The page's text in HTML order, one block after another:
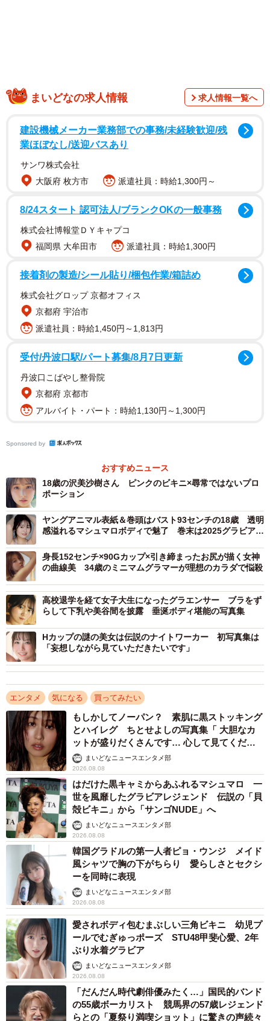
【沢美沙樹さんプロフィール】
T158・B92W60H90 高校3年生で初めてエントリーした
「ミスマガジン2024」でベスト16に選出。グラビア界のニ
ューヒロインとして活躍中。最新情報は、公式
X（@misaki_sawa_）、公式
まいどなの求人情報 求人情報一覧へ
建設機械メーカー業務部での事務/未経験歓迎/残
業ほぼなし/送迎バスあり
サンワ株式会社
大阪府 枚方市
派遣社員：時給1,300円～
8/24スタート 認可法人/ブランクOKの一般事務
株式会社博報堂ＤＹキャプコ
福岡県 大牟田市
派遣社員：時給1,300円
接着剤の製造/シール貼り/梱包作業/箱詰め
株式会社グロップ 京都オフィス
京都府 宇治市
派遣社員：時給1,450円～1,813円
受付/丹波口駅/パート募集/8月7日更新
丹波口こばやし整骨院
京都府 京都市
アルバイト・パート：時給1,130円～1,300円
Sponsored by
おすすめニュース
18歳の沢美沙樹さん ピンクのビキニ×尋常ではないプロ
ポーション
ヤングアニマル表紙＆巻頭はバスト93センチの18歳 透明
感溢れるマシュマロボディで魅了 巻末は2025グラビア界
身長152センチ×90Gカップ×引き締まったお尻が描く女神
の曲線美 34歳のミニマムグラマーが理想のカラダで悩殺
高校退学を経て女子大生になったグラエンサー ブラをず
らして下乳や美谷間を披露 垂涎ボディ堪能の写真集
Hカップの謎の美女は伝説のナイトワーカー 初写真集は
「妄想しながら見ていただきたいです」
エンタメ 気になる 買ってみたい
もしかしてノーパン？ 素肌に黒ストッキング
とハイレグ ちとせよしの写真集「 大胆なカ
ットが盛りだくさんです… 心して見てくださ
い」まいどなニュースエンタメ部
2026.08.08
はだけた黒キャミからあふれるマシュマロ 一
世を風靡したグラビアレジェンド 伝説の「貝
殻ビキニ」から「サンゴNUDE」へ
まいどなニュースエンタメ部
2026.08.08
韓国グラドルの第一人者ピョ・ウンジ メイド
風シャツで胸の下がちらり 愛らしさとセクシ
ーを同時に表現
まいどなニュースエンタメ部
2026.08.08
愛されボディ包むまぶしい三角ビキニ 幼児プ
ールでむぎゅっポーズ STU48甲斐心愛、2年
ぶり水着グラビア
まいどなニュースエンタメ部
2026.08.08
「だんだん時代劇俳優みたく…」国民的バンド
の55歳ボーカリスト 競馬界の57歳レジェンド
らとの「夏祭り満喫ショット」に驚きの声続々